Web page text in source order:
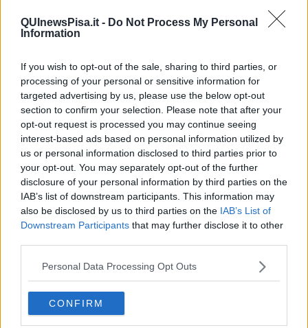
QUInewsPisa.it - Do Not Process My Personal
Information
If you wish to opt-out of the sale, sharing to third parties, or
processing of your personal or sensitive information for
targeted advertising by us, please use the below opt-out
section to confirm your selection. Please note that after your
opt-out request is processed you may continue seeing
interest-based ads based on personal information utilized by
us or personal information disclosed to third parties prior to
your opt-out. You may separately opt-out of the further
disclosure of your personal information by third parties on the
IAB’s list of downstream participants. This information may
also be disclosed by us to third parties on the IAB’s List of
Downstream Participants that may further disclose it to other
Personal Data Processing Opt Outs
CONFIRM
Nel corso della serata sono state messe all’asta anche maglie
ufficiali autografate del Pisa di Caracciolo, Leris e Canestrelli,
contribuendo a raccogliere fondi destinati alle attività
dell’associazione. Un supporto concreto a un progetto che nasce
nel 2019 e che oggi rappresenta una realtà attiva sul territorio.
A raccontarlo è stata Federica Bibbiani, tra i riferimenti
dell’associazione. "Codo a quanto già detto da Filippo e
sono le nuove leve come i nostri giocatori, nuove leve del calcio e ci
danno tanta speranza perché saranno il nostro futuro e speriamo
che seminare bene oggi ci dia veramente un domani migliore,
grazie a tutti per la presenza. La nostra associazione è nata nel
2019e abbiamo una struttura all'interno dal parco di San Rossore
un ettaro e mezzo di parco da riorganizzare tutto, era tutto